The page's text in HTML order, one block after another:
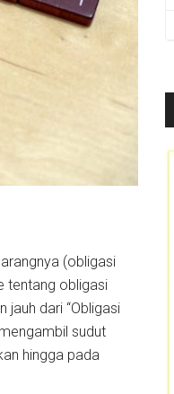
(obligasi
tentang obligasi
jauh dari “Obligasi
sudut
hingga pada